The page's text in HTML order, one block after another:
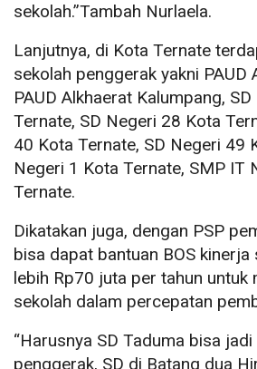
sekolah.”Tambah Nurlaela.
Lanjutnya, di Kota Ternate
sekolah penggerak yakni PAUD
PAUD Alkhaerat Kalumpang,
Ternate, SD Negeri 28 Kota
40 Kota Ternate, SD Negeri 49
Negeri 1 Kota Ternate, SMP IT
Ternate.
Dikatakan juga, dengan PSP
bisa dapat bantuan BOS kinerja
lebih Rp70 juta per tahun untuk
sekolah dalam percepatan
“Harusnya SD Taduma bisa
penggerak, SD di Batang dua